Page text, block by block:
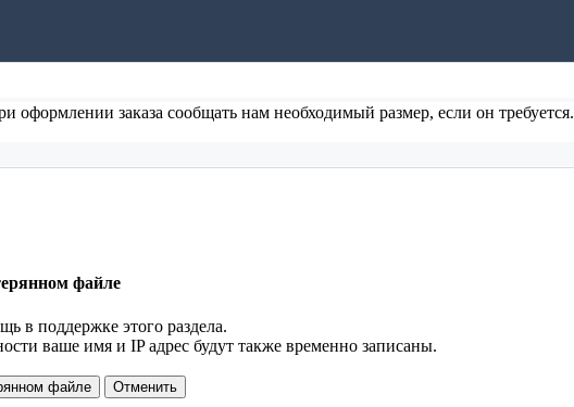
оформлении заказа сообщать нам необходимый размер, если он требуется.
файле
в поддержке этого раздела.
ваше имя и IP адрес будут также временно записаны.